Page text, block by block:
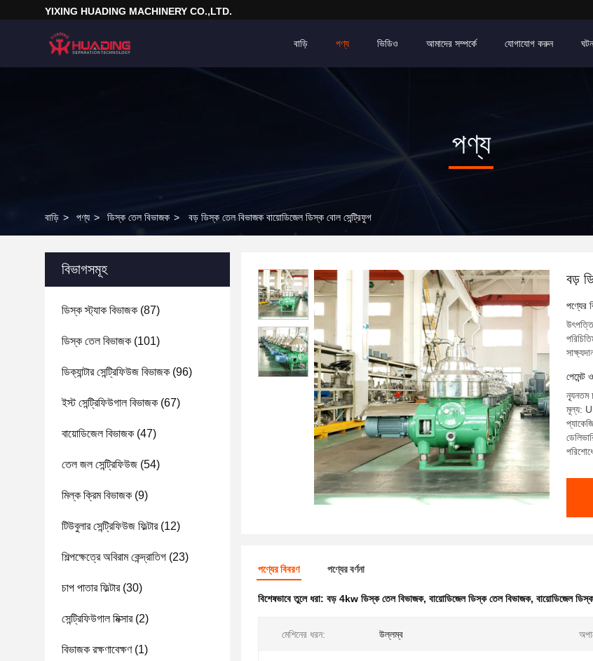
YIXING HUADING MACHINERY CO.,LTD.
বাড়ি পণ্য ভিডিও আমাদের সম্পর্কে যোগাযোগ করুন
পণ্য
বাড়ি > পণ্য > ডিস্ক তেল বিভাজক > বড় ডিস্ক তেল বিভাজক বায়োডিজেল ডিস্ক বোল সেন্ট্রিফুগ
বিভাগসমূহ
ডিস্ক স্ট্যাক বিভাজক (87)
ডিস্ক তেল বিভাজক (101)
ডিক্যান্টার সেন্ট্রিফিউজ বিভাজক (96)
ইস্ট সেন্ট্রিফিউগাল বিভাজক (67)
বায়োডিজেল বিভাজক (47)
তেল জল সেন্ট্রিফিউজ (54)
মিল্ক ক্রিম বিভাজক (9)
টিউবুলার সেন্ট্রিফিউজ ফিল্টার(12)
শিল্পক্ষেত্রে অবিরাম কেন্দ্রাতিগ (23)
চাপ পাতার ফিল্টার(30)
সেন্ট্রিফিউগাল মিক্সার(2)
বিভাজক রক্ষণাবেক্ষণ(1)
বড়
পণ্যের
পেমেন্ট
ন্যূনতম
মূল্য:
পণ্যের বিবরণ পণ্যের বর্ণনা
বিশেষভাবে তুলে ধরা: বড় 4kw ডিস্ক তেল বিভাজক, বায়োডিজেল ডিস্ক তেল বিভাজক, বায়োডিজেল ডিস্ক
মেশিনের ধরন: উল্লম্ব